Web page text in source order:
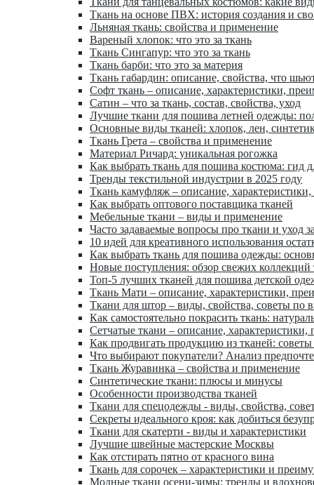
Ткань на основе ПВХ: история создания и
Льняная ткань: свойства и применение
Вареный хлопок: что это за ткань
Ткань Сингапур: что это за ткань
Ткань барби: что это за материя
Ткань габардин: описание, свойства, что
Софт ткань – описание, характеристики,
Сатин – что за ткань, состав, свойства, уход
Лучшие ткани для пошива летней одежды:
Основные виды тканей: хлопок, лен,
Ткань Грета – свойства и применение
Материал Ричард: уникальная рогожка
Как выбрать ткань для пошива костюма: гид
Тренды текстильной индустрии в 2025 году
Ткань камуфляж – описание,
Как выбрать оптового поставщика тканей
Мебельные ткани – виды и применение
Часто задаваемые вопросы про ткани и уход
10 идей для креативного использования
Как выбрать ткань для пошива одежды:
Новые поступления: обзор свежих коллекций
Топ-5 лучших тканей для пошива детской
Ткань Мати – описание, характеристики,
Ткани для штор – виды, свойства, советы по
Как самостоятельно покрасить ткань:
Сетчатые ткани – описание, характеристики,
Как продвигать продукцию из тканей: советы
Что выбирают покупатели? Анализ
Ткань Журавинка – свойства и применение
Синтетические ткани: плюсы и минусы
Особенности производства тканей
Ткани для спецодежды - виды, свойства,
Секреты идеального кроя: как добиться
Ткани для скатерти - виды и характеристики
Лучшие швейные мастерские Москвы
Как отстирать пятно от красного вина
Ткань для сорочек – характеристики и
Модные ткани осени-зимы: тренды и